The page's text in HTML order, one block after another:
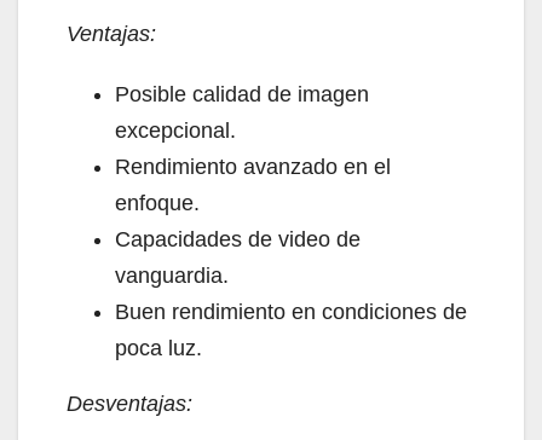
Ventajas:
Posible calidad de imagen
excepcional.
Rendimiento avanzado en el
enfoque.
Capacidades de video de
vanguardia.
Buen rendimiento en condiciones de
poca luz.
Desventajas: